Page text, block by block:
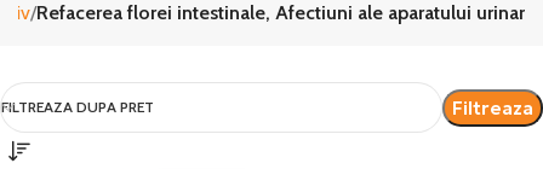
Refacerea florei intestinale, Afectiuni ale aparatului urinar
FILTREAZA DUPA PRET Filtreaza